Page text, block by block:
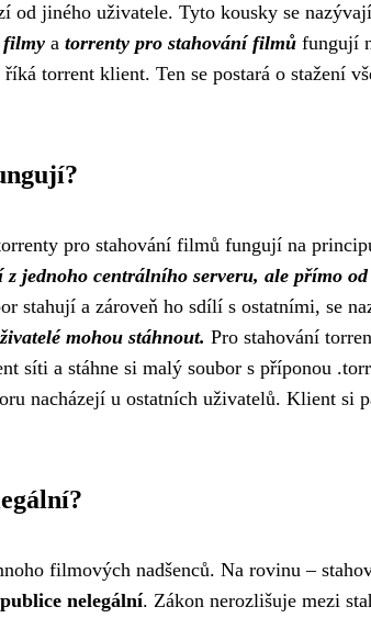
od jiného uživatele. Tyto kousky se
filmy a torrenty pro stahování filmů fungují
říká torrent klient. Ten se postará o stažení
pro stahování filmů fungují na
z jednoho centrálního serveru, ale přímo
stahují a zároveň ho sdílí s ostatními, se
mohou stáhnout. Pro stahování
síti a stáhne si malý soubor s příponou
nacházejí u ostatních uživatelů. Klient si
filmových nadšenců. Na rovinu –
nelegální. Zákon nerozlišuje mezi